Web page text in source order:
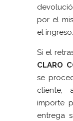
por el
el ingreso.
Si el
CLARO
se
cliente,
importe
entrega